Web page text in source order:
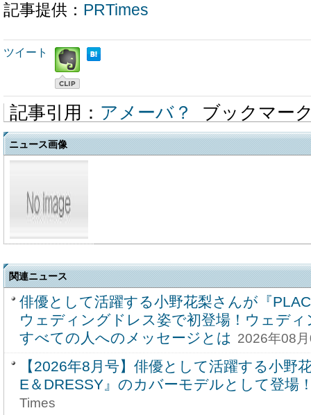
記事提供： PRTimes
ツイート
記事引用： アメーバ？ ブックマー
ニュース画像
関連ニュース
俳優として活躍する小野花梨さんが『
ウェディングドレス姿で初登場！ウェデ
すべての人へのメッセージとは 2026年08
【2026年8月号】俳優として活躍する小野
E＆DRESSY』のカバーモデルとして登場
Times